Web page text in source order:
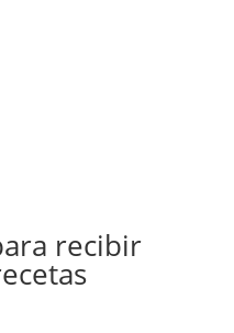
recibir